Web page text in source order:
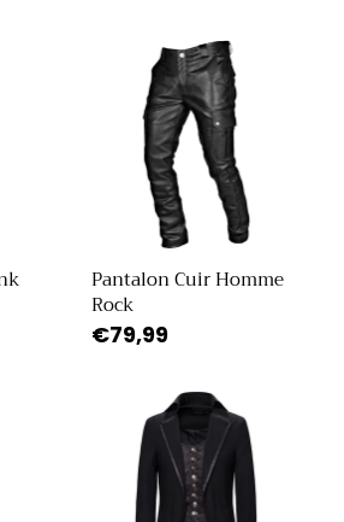
Pantalon Cuir Homme
Rock
Prix
€79,99